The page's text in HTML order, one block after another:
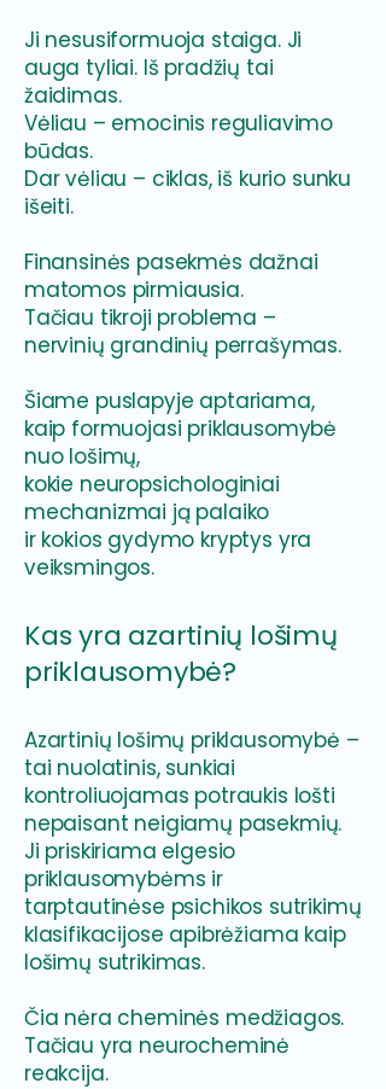
Ji nesusiformuoja staiga. Ji
auga tyliai. Iš pradžių tai
žaidimas.
Vėliau – emocinis reguliavimo
būdas.
Dar vėliau – ciklas, iš kurio sunku
išeiti.
Finansinės pasekmės dažnai
matomos pirmiausia.
Tačiau tikroji problema –
nervinių grandinių perrašymas.
Šiame puslapyje aptariama,
kaip formuojasi priklausomybė
nuo lošimų,
kokie neuropsichologiniai
mechanizmai ją palaiko
ir kokios gydymo kryptys yra
veiksmingos.
Kas yra azartinių lošimų
priklausomybė?
Azartinių lošimų priklausomybė –
tai nuolatinis, sunkiai
kontroliuojamas potraukis lošti
nepaisant neigiamų pasekmių.
Ji priskiriama elgesio
priklausomybėms ir
tarptautinėse psichikos sutrikimų
klasifikacijose apibrėžiama kaip
lošimų sutrikimas.
Čia nėra cheminės medžiagos.
Tačiau yra neurocheminė
reakcija.